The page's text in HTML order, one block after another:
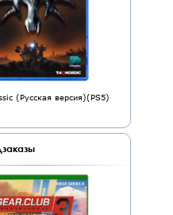
(Русская версия)(PS5)